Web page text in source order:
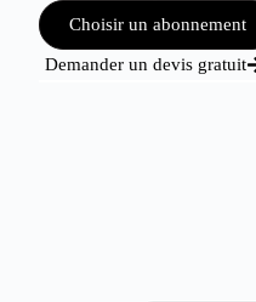
Choisir un abonnement
Demander un devis gratuit